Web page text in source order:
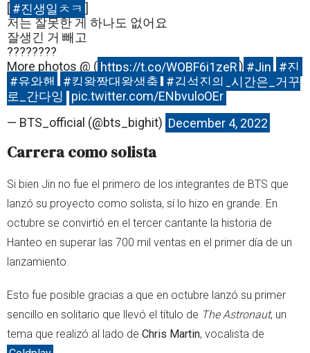
[ #진생일ㅊㅋ ]
저는 잘못한 게 하나도 없어요
잘생긴 거 빼고
??????‍??
More photos @ ( https://t.co/WOBF6i1zeR) #Jin
#진
#유와핸
#킹왕짱대왕생축
#김석진의_시간은_거꾸
로_간다잉
pic.twitter.com/ENbvuloOEr
— BTS_official (@bts_bighit) December 4, 2022
Carrera como solista
Si bien Jin no fue el primero de los integrantes de BTS que
lanzó su proyecto como solista, sí lo hizo en grande. En
octubre se convirtió en el tercer cantante la historia de
Hanteo en superar las 700 mil ventas en el primer día de un
lanzamiento.
Esto fue posible gracias a que en octubre lanzó su primer
sencillo en solitario que llevó el título de The Astronaut, un
tema que realizó al lado de Chris Martin, vocalista de